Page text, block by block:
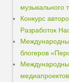
музыкального
Конкурс
Разработок
блогеров